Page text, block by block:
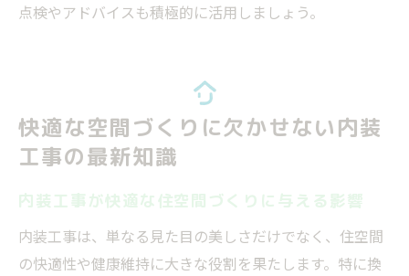
点検やアドバイスも積極的に活用しましょう。
快適な空間づくりに欠かせない内装
工事の最新知識
内装工事が快適な住空間づくりに与える影響
内装工事は、単なる見た目の美しさだけでなく、住空間
の快適性や健康維持に大きな役割を果たします。特に換